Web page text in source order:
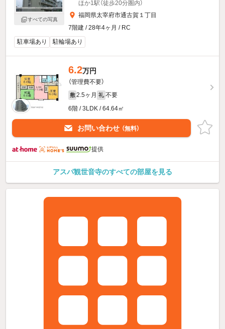
すべての写真
ほか1駅（徒歩20分圏内）
福岡県太宰府市通古賀１丁目
7階建 / 28年4ヶ月 / RC
駐車場あり
駐輪場あり
6.2万円
（管理費不要）
敷 2.5ヶ月 礼 不要
6階 / 3LDK / 64.64㎡
お問い合わせ （無料）
提供
アスパ観世音寺のすべての部屋を見る